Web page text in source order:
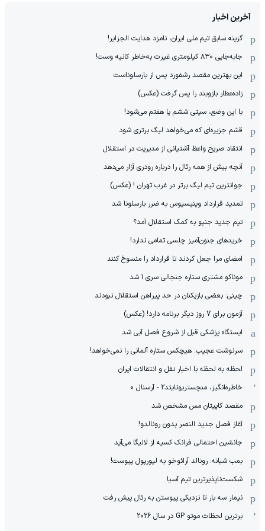
آخرین اخبار
گزینه سابق تیم ملی ایران، نامزد هدایت الجزایر!
جابه‌جایی ۸۳۰ کیلومتری غیرت به‌خاطر کانیه وست!
این بهترین مقصد رشفورد پس از بارسلوناست
زاده‌عطار بازوبند را پس گرفت (عکس)
با این وضع، سیتی ششم یا هفتم می‌شود!
قشم جزیره‌ای که می‌خواهد لیگ برتری شود
انتقاد صریح واعظ آشتیانی از مدیریت در استقلال
آنچه بیش از همه رئال را درباره رودری آزار می‌دهد
جوانترین تیم لیگ برتر در غرب تهران ! (عکس)
تمدید قرارداد وینیسیوس به ضرر بارسلونا شد
تیم جدید جنپو به کمک استقلال آمد؟
خریدهای جنون‌آمیز چلسی تمامی ندارد!
امضای مرا جعل کردند تا قرارداد را منسوخ کنند
موناکو مشتری ستاره جنجالی سری آ شد
چینی: بعضی بازیکنان در حد پیراهن استقلال نبودند
آزمون برای 7 روز دیگر برنامه دارد! (عکس)
ایستگاه پزشکی قبل از شروع فصل آبی شد
سرنوشت عجیب: هیچکس ستاره آلمانی را نمی‌خواهد!
لحظه به لحظه با اخبار نقل و انتقالات ایران
خاطره‌انگیز، منچستریونایتد2 - آرسنال 0
مقصد کاپیتان مس مشخص شد
آغاز فصل جدید النصر بدون رونالدو!
جانشین احتمالی فرانک کسیه از لالیگا می‌آید
بمب شبانه: رونالد آرائوخو به لیورپول پیوست!
شکست‌ناپذیرترین تیم آسیا
نیمار سه بار تا نزدیکی پیوستن به رئال پیش رفت
برترین لحظات موتو GP در سال 2026